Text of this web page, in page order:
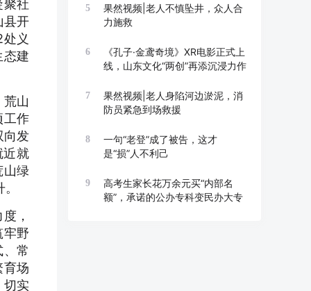
聚社
县开
义
态建
荒山
工作
向发
近就
山绿
，
牢野
常
育场
切实
5
果然视频|老人不慎坠井，众人合
力施救
6
《孔子·金鸢奇境》XR电影正式上
线，山东文化“两创”再添沉浸力作
7
果然视频|老人身陷河边淤泥，消
防员紧急到场救援
8
一句“老登”成了被告，这才
是“损”人不利己
9
高考生家长花万余元买“内部名
额”，承诺的公办专科变民办大专